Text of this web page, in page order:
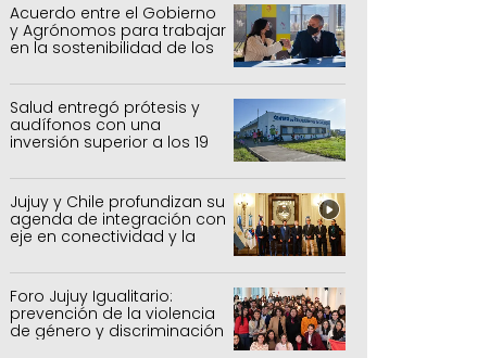
Acuerdo entre el Gobierno
y Agrónomos para trabajar
en la sostenibilidad de los
agrícolas, pecuarios y
forestal
Salud entregó prótesis y
audífonos con una
inversión superior a los 19
millones de pesos
Jujuy y Chile profundizan su
agenda de integración con
eje en conectividad y la
mejora del Paso de Jama
Foro Jujuy Igualitario:
prevención de la violencia
de género y discriminación